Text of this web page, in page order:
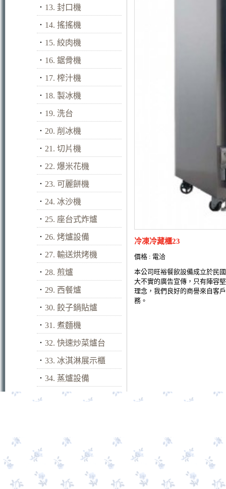
． 13. 封口機
． 14. 搖搖機
． 15. 絞肉機
． 16. 鋸骨機
． 17. 榨汁機
． 18. 製冰機
． 19. 洗台
． 20. 削冰機
． 21. 切片機
． 22. 爆米花機
． 23. 可麗餅機
． 24. 冰沙機
． 25. 座台式炸爐
． 26. 烤爐設備
． 27. 輸送烘烤機
． 28. 煎爐
． 29. 西餐爐
． 30. 餃子鍋貼爐
． 31. 煮麵機
． 32. 快速炒菜爐台
． 33. 冰淇淋展示櫃
． 34. 蒸爐設備
冷凍冷藏櫃23
價格 : 電洽
本公司旺裕餐飲設備成立於民
大不實的廣告宣傳，只有陣容
理念，我們良好的商譽來自客
務。